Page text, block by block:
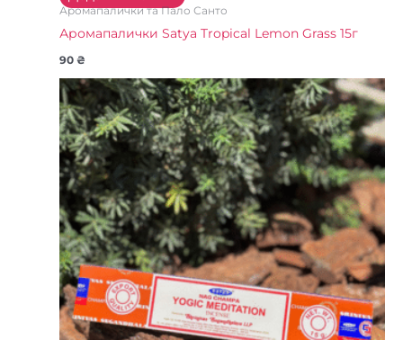
Аромапалички та Пало Санто
Аромапалички Satya Tropical Lemon Grass 15г
90₴